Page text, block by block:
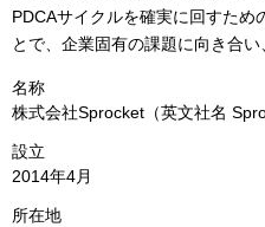
PDCAサイクルを確実に回すため
とで、企業固有の課題に向き合い
名称
株式会社Sprocket（英文社名
設立
2014年4月
所在地